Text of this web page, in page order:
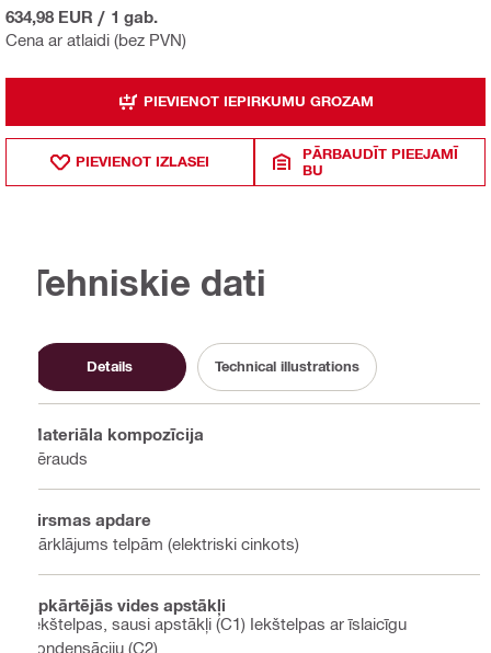
Cena ar atlaidi (bez PVN)
634,98 EUR / 1 gab.
PIEVIENOT IEPIRKUMU GROZAM
PIEVIENOT IZLASEI
PĀRBAUDĪT PIEEJAMĪ
BU
Tehniskie dati
Details Technical illustrations
Materiāla kompozīcija
Tērauds
Virsmas apdare
Pārklājums telpām (elektriski cinkots)
Apkārtējās vides apstākļi
Iekštelpas, sausi apstākļi (C1) Iekštelpas ar īslaicīgu
kondensāciju (C2)